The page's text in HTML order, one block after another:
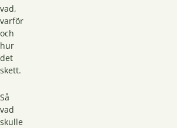
vad,
varför
och
hur
det
skett.
Så
vad
skulle